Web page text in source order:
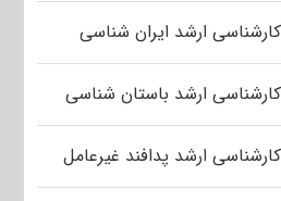
کارشناسی ارشد ایران شناسی
کارشناسی ارشد باستان شناسی
کارشناسی ارشد پدافند غیرعامل